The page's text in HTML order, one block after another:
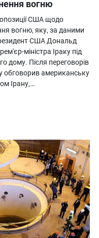
вогню
США щодо
вогню, яку, за даними
США Дональд
міністра Іраку під
дому. Після переговорів
обговорив американську
Ірану,…